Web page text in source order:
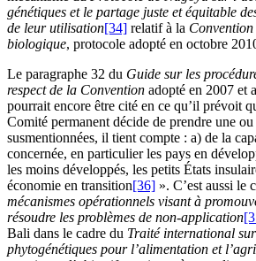
génétiques et le partage juste et équitable
de leur utilisation[34] relatif à la
biologique, protocole adopté en octobre
Le paragraphe 32 du Guide sur les
respect de la Convention adopté en 2007 et
pourrait encore être cité en ce qu’il prévoit
Comité permanent décide de prendre une
susmentionnées, il tient compte : a) de la
concernée, en particulier les pays en
les moins développés, les petits États
économie en transition[36] ». C’est aussi le
mécanismes opérationnels visant à
résoudre les problèmes de non-application
Bali dans le cadre du Traité international sur
phytogénétiques pour l’alimentation et